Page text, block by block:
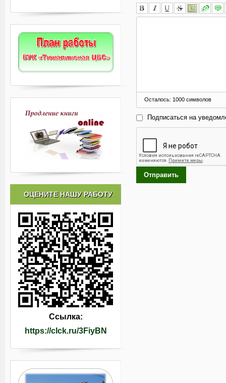
Осталось: 1000 символов
Подписаться на
Отправить
ОЦЕНИТЕ НАШУ РАБОТУ
Ссылка:
https://clck.ru/3FiyBN